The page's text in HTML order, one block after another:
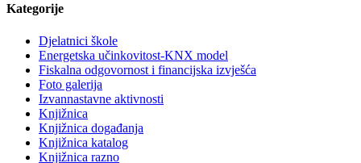
Kategorije
Djelatnici škole
Energetska učinkovitost-KNX model
Fiskalna odgovornost i financijska izvješća
Foto galerija
Izvannastavne aktivnosti
Knjižnica
Knjižnica događanja
Knjižnica katalog
Knjižnica razno